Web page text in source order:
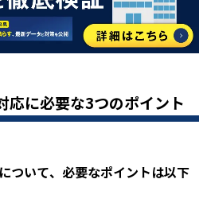
応に必要な3つのポイント
ついて、必要なポイントは以下